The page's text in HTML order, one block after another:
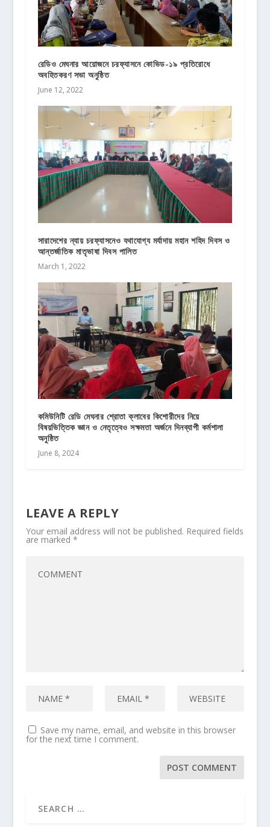
রেডিও মেঘনার আয়োজনে চরফ্যাসনে কোভিড-১৯ প্রতিরোধে
অবহিতকরণ সভা অনুষ্ঠিত
June 12, 2022
সারাদেশের ন্যায় চরফ্যাসনেও যথাযোগ্য মর্যাদায় মহান শহিদ দিবস ও
আন্তর্জাতিক মাতৃভাষা দিবস পালিত
March 1, 2022
কমিউনিটি রেডি মেঘনার শ্রোতা ক্লাবের কিশোরীদের নিয়ে
বিষয়ভিত্তিক জ্ঞান ও নেতৃত্বেও সক্ষমতা অর্জনে দিনব্যাপী কর্মশালা
অনুষ্ঠিত
June 8, 2024
LEAVE A REPLY
Your email address will not be published. Required fields
are marked *
Save my name, email, and website in this browser
for the next time I comment.